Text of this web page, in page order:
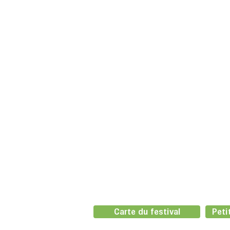
Carte du festival